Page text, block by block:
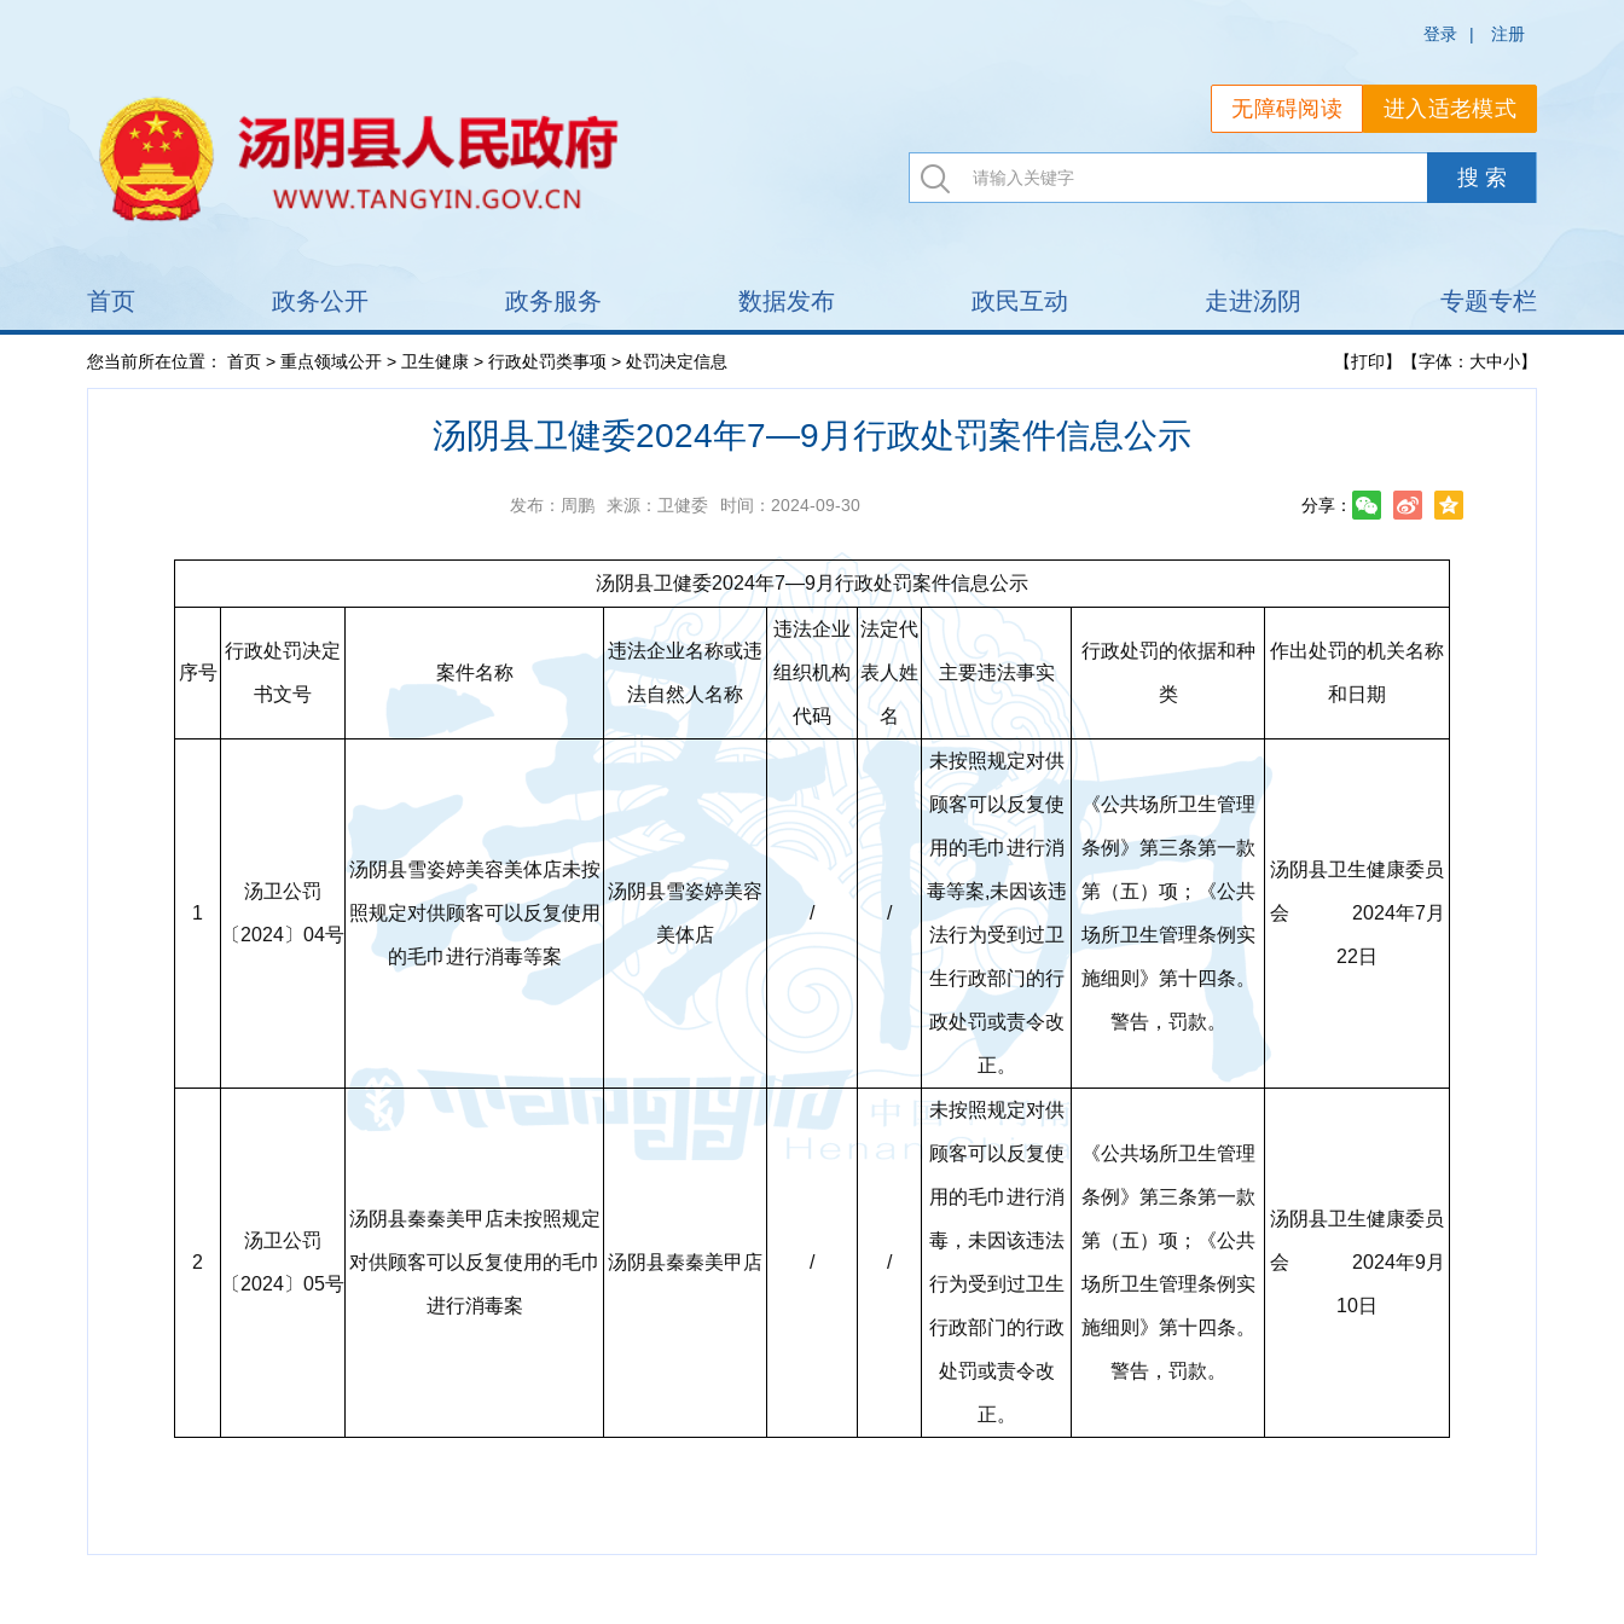
登录 | 注册
进入适老模式
无障碍阅读
首页 政务公开 政务服务 数据发布 政民互动 走进汤阴 专题专栏
您当前所在位置： 首页 > 重点领域公开 > 卫生健康 > 行政处罚类事项 > 处罚决定信息 【打印】 【字体： 大中小】
汤阴县卫健委2024年7—9月行政处罚案件信息公示
发布：周鹏 来源：卫健委 时间：2024-09-30 分享：
汤阴县卫健委2024年7—9月行政处罚案件信息公示
序号
行政处罚决定
书文号
案件名称
违法企业名称或违
法自然人名称
违法企业
组织机构
代码
法定代
表人姓
名
主要违法事实
行政处罚的依据和种
类
作出处罚的机关名称
和日期
1
汤卫公罚
〔2024〕04号
汤阴县雪姿婷美容美体店未按
照规定对供顾客可以反复使用
的毛巾进行消毒等案
汤阴县雪姿婷美容
美体店
/ /
未按照规定对供
顾客可以反复使
用的毛巾进行消
毒等案,未因该违
法行为受到过卫
生行政部门的行
政处罚或责令改
正。
《公共场所卫生管理
条例》第三条第一款
第（五）项；《公共
场所卫生管理条例实
施细则》第十四条。
警告，罚款。
汤阴县卫生健康委员
会 2024年7月
22日
2
汤卫公罚
〔2024〕05号
汤阴县秦秦美甲店未按照规定
对供顾客可以反复使用的毛巾
进行消毒案
汤阴县秦秦美甲店 / /
未按照规定对供
顾客可以反复使
用的毛巾进行消
毒，未因该违法
行为受到过卫生
行政部门的行政
处罚或责令改
正。
《公共场所卫生管理
条例》第三条第一款
第（五）项；《公共
场所卫生管理条例实
施细则》第十四条。
警告，罚款。
汤阴县卫生健康委员
会 2024年9月
10日